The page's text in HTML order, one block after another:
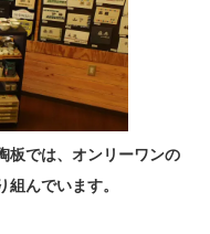
では、オンリーワンの
んでいます。